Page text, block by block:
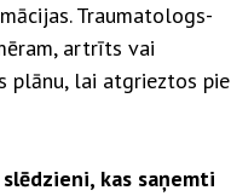
Traumatologs-
artrīts vai
plānu, lai atgrieztos pie
kas saņemti